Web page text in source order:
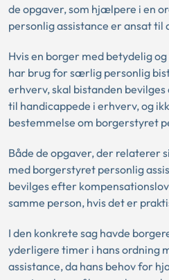
de opgaver, som hjælpere i en
personlig assistance er ansat til
Hvis en borger med betydelig
har brug for særlig personlig
erhverv, skal bistanden
til handicappede i erhverv, og
bestemmelse om borgerstyret
Både de opgaver, der relaterer
med borgerstyret personlig
bevilges efter
samme person, hvis det er
I den konkrete sag havde
yderligere timer i hans ordning
assistance, da hans behov for